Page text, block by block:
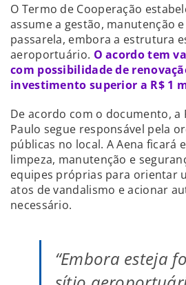
O Termo de Cooperação
assume a gestão, manutenção
passarela, embora a estrutura
aeroportuário. O acordo tem
com possibilidade de
investimento superior a R$ 1
De acordo com o documento, a
Paulo segue responsável pela
públicas no local. A Aena ficará
limpeza, manutenção e
equipes próprias para orientar
atos de vandalismo e acionar
necessário.
“Embora esteja